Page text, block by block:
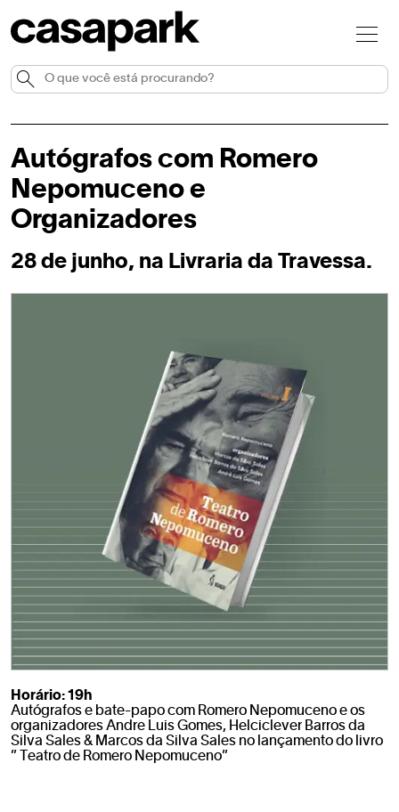
Autógrafos com Romero
Nepomuceno e
Organizadores
28 de junho, na Livraria da Travessa.
Horário: 19h
Autógrafos e bate-papo com Romero Nepomuceno e os
organizadores Andre Luis Gomes, Helciclever Barros da
Silva Sales & Marcos da Silva Sales no lançamento do livro
” Teatro de Romero Nepomuceno”